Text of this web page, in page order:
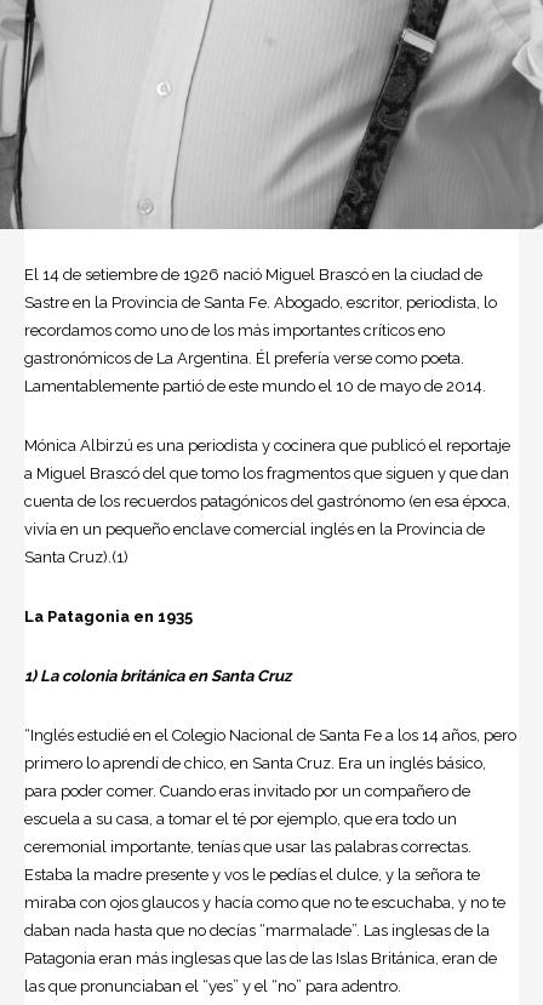
El 14 de setiembre de 1926 nació Miguel Brascó en la ciudad de
Sastre en la Provincia de Santa Fe. Abogado, escritor, periodista, lo
recordamos como uno de los más importantes críticos eno
gastronómicos de La Argentina. Él prefería verse como poeta.
Lamentablemente partió de este mundo el 10 de mayo de 2014.
Mónica Albirzú es una periodista y cocinera que publicó el reportaje
a Miguel Brascó del que tomo los fragmentos que siguen y que dan
cuenta de los recuerdos patagónicos del gastrónomo (en esa época,
vivía en un pequeño enclave comercial inglés en la Provincia de
Santa Cruz).(1)
La Patagonia en 1935
1) La colonia británica en Santa Cruz
“Inglés estudié en el Colegio Nacional de Santa Fe a los 14 años, pero
primero lo aprendí de chico, en Santa Cruz. Era un inglés básico,
para poder comer. Cuando eras invitado por un compañero de
escuela a su casa, a tomar el té por ejemplo, que era todo un
ceremonial importante, tenías que usar las palabras correctas.
Estaba la madre presente y vos le pedías el dulce, y la señora te
miraba con ojos glaucos y hacía como que no te escuchaba, y no te
daban nada hasta que no decías “marmalade”. Las inglesas de la
Patagonia eran más inglesas que las de las Islas Británica, eran de
las que pronunciaban el “yes” y el “no” para adentro.